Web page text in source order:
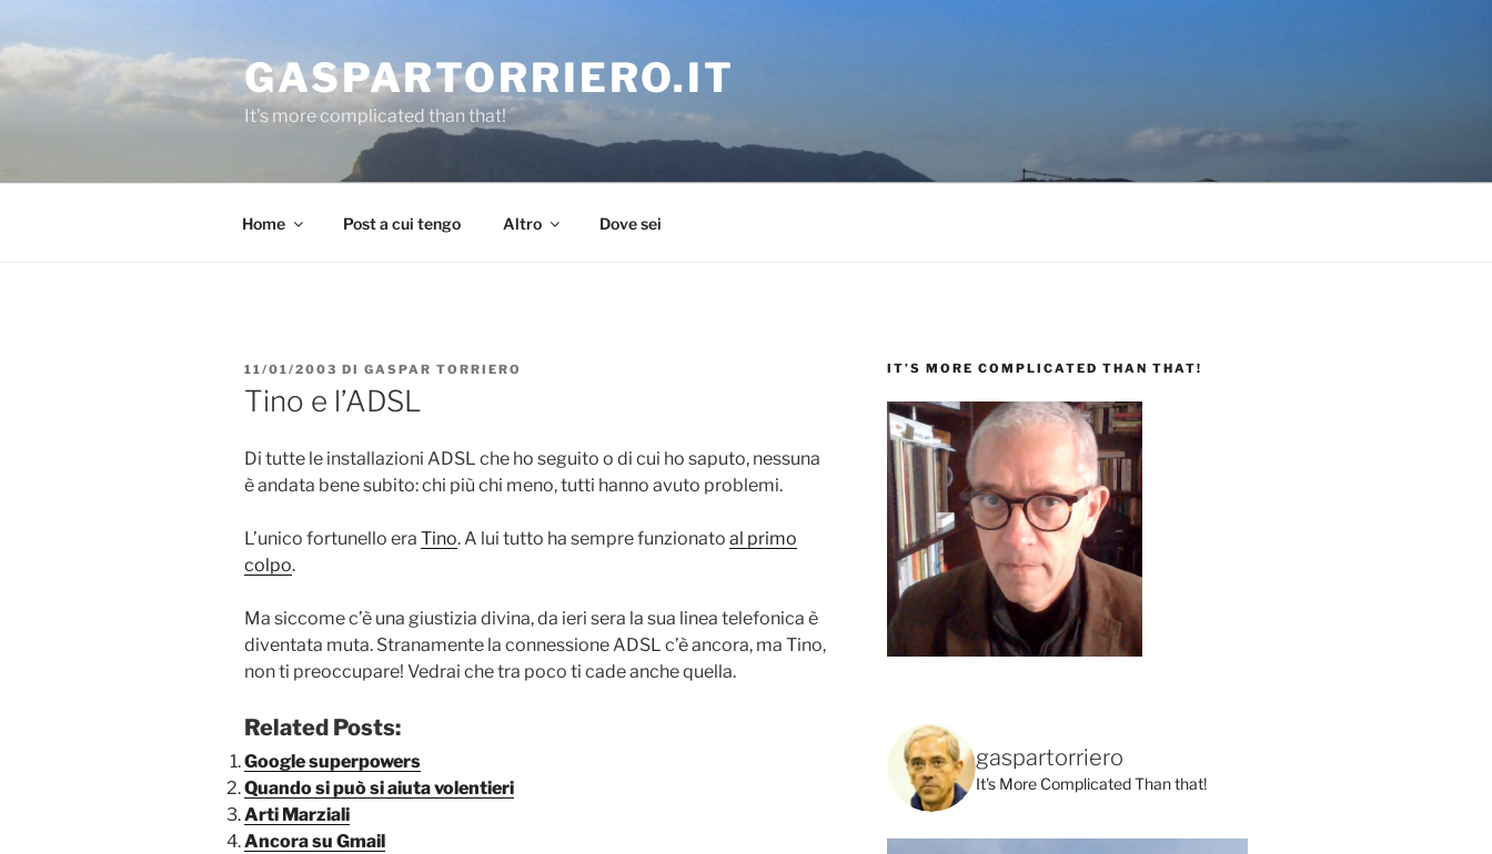
contenuto
GASPARTORRIERO.IT
It's more complicated than that!
Home Post a cui tengo Altro Dove sei
PUBBLICATO
IL
11/01/2003 DI GASPAR TORRIERO
Tino e l’ADSL
Di tutte le installazioni ADSL che ho seguito o di cui ho saputo, nessuna
è andata bene subito: chi più chi meno, tutti hanno avuto problemi.
L’unico fortunello era Tino. A lui tutto ha sempre funzionato al primo
colpo.
Ma siccome c’è una giustizia divina, da ieri sera la sua linea telefonica è
diventata muta. Stranamente la connessione ADSL c’è ancora, ma Tino,
non ti preoccupare! Vedrai che tra poco ti cade anche quella.
Related Posts:
Google superpowers
Quando si può si aiuta volentieri
Arti Marziali
Ancora su Gmail
IT’S MORE COMPLICATED THAN THAT!
gaspartorriero
It's More Complicated Than that!